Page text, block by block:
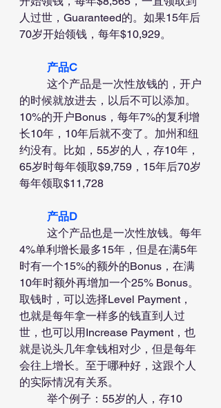
人过世，Guaranteed的。如果15年后
70岁开始领钱，每年$10,929。
产品C
的时候就放进去，以后不可以添加。
10%的开户Bonus，每年7%的复利增
长10年，10年后就不变了。加州和纽
约没有。比如，55岁的人，存10年，
65岁时每年领取$9,759，15年后70岁
每年领取$11,728
产品D
4%单利增长最多15年，但是在满5年
时有一个15%的额外的Bonus，在满
10年时额外再增加一个25% Bonus。
取钱时，可以选择Level Payment，
也就是每年拿一样多的钱直到人过
世，也可以用Increase Payment，也
就是说头几年拿钱相对少，但是每年
会往上增长。至于哪种好，这跟个人
的实际情况有关系。